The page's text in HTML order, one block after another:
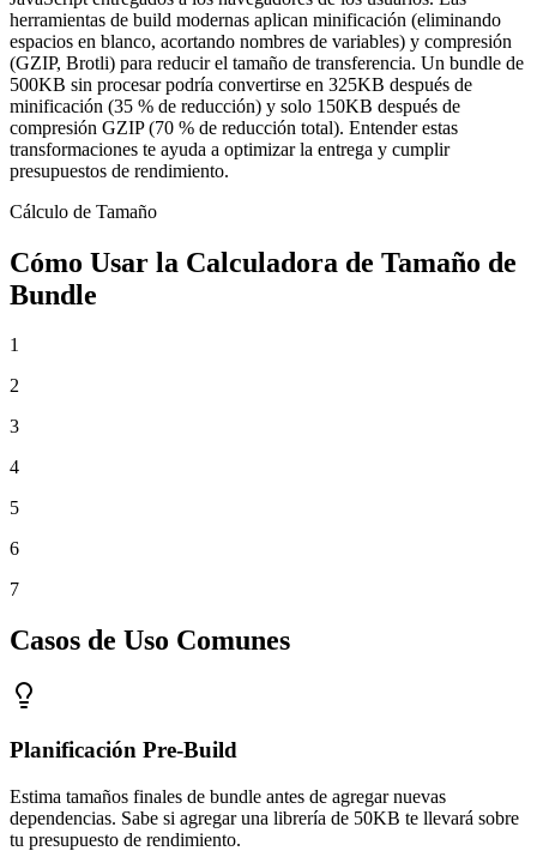
herramientas de build modernas aplican minificación (eliminando
espacios en blanco, acortando nombres de variables) y compresión
(GZIP, Brotli) para reducir el tamaño de transferencia. Un bundle de
500KB sin procesar podría convertirse en 325KB después de
minificación (35 % de reducción) y solo 150KB después de
compresión GZIP (70 % de reducción total). Entender estas
transformaciones te ayuda a optimizar la entrega y cumplir
presupuestos de rendimiento.
Cálculo de Tamaño
Cómo Usar la Calculadora de Tamaño de
Bundle
1
2
3
4
5
6
7
Casos de Uso Comunes
Planificación Pre-Build
Estima tamaños finales de bundle antes de agregar nuevas
dependencias. Sabe si agregar una librería de 50KB te llevará sobre
tu presupuesto de rendimiento.